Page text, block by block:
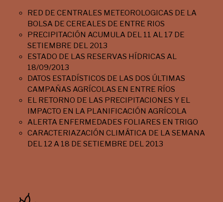
RED DE CENTRALES METEOROLOGICAS DE LA
BOLSA DE CEREALES DE ENTRE RIOS
PRECIPITACIÓN ACUMULA DEL 11 AL 17 DE
SETIEMBRE DEL 2013
ESTADO DE LAS RESERVAS HÍDRICAS AL
18/09/2013
DATOS ESTADÍSTICOS DE LAS DOS ÚLTIMAS
CAMPAÑAS AGRÍCOLAS EN ENTRE RÍOS
EL RETORNO DE LAS PRECIPITACIONES Y EL
IMPACTO EN LA PLANIFICACIÓN AGRÍCOLA
ALERTA ENFERMEDADES FOLIARES EN TRIGO
CARACTERIAZACIÓN CLIMÁTICA DE LA SEMANA
DEL 12 A 18 DE SETIEMBRE DEL 2013